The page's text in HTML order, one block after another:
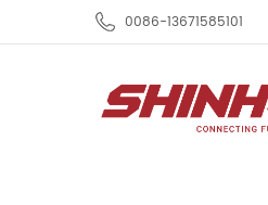
0086-13671585101